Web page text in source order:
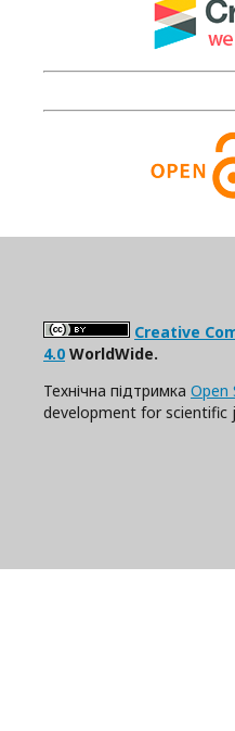
Creative
4.0 WorldWide.
Технічна підтримка Open
development for scientific